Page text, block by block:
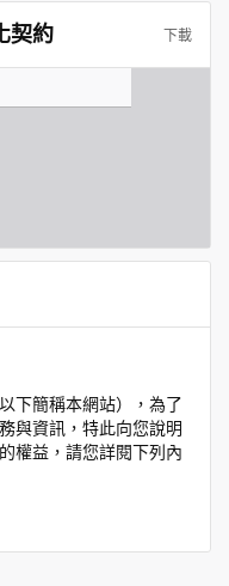
契約 下載
下簡稱本網站），為了
與資訊，特此向您說明
權益，請您詳閱下列內
處理在您使用網站服務